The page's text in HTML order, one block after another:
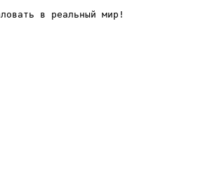
в реальный мир!